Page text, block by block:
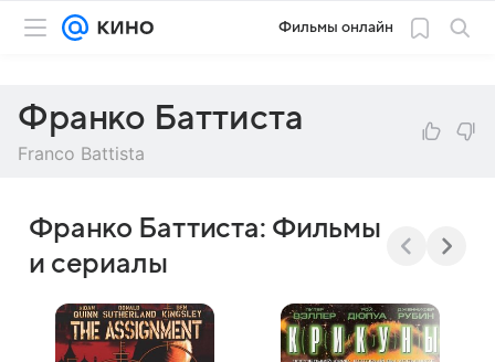
Фильмы онлайн
Франко Баттиста
Franco Battista
Франко Баттиста: Фильмы
и сериалы